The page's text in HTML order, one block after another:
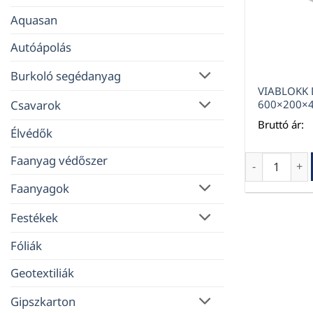
Aquasan
Autóápolás
Burkoló segédanyag
Csavarok
Élvédők
Faanyag védőszer
Faanyagok
Festékek
Fóliák
Geotextiliák
Gipszkarton
Bruttó ár:
VIABLOKK